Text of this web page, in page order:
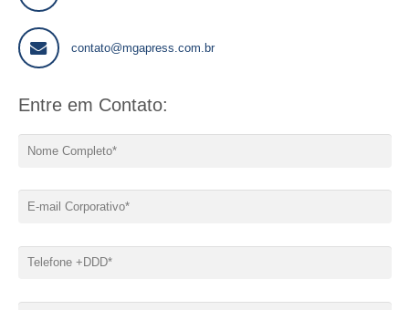
contato@mgapress.com.br
Entre em Contato: